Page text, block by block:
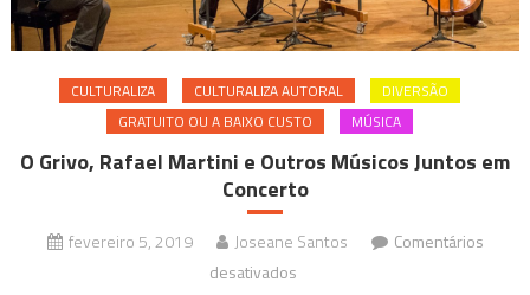
CULTURALIZA CULTURALIZA AUTORAL
DIVERSÃO
GRATUITO OU A BAIXO CUSTO
MÚSICA
O Grivo, Rafael Martini e Outros Músicos Juntos em
Concerto
fevereiro 5, 2019 Joseane Santos
Comentários
desativados